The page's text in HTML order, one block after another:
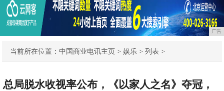
广告
当前所在位置：中国商业电讯主页 >娱乐 > 列表 >
总局脱水收视率公布，《以家人之名》夺冠，